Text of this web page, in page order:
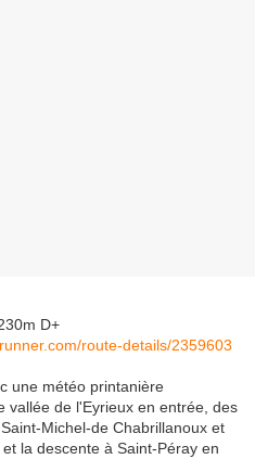
D+
route-details/2359603
une météo printanière
vallée de l'Eyrieux en entrée, des
Michel-de Chabrillanoux et
la descente à Saint-Péray en